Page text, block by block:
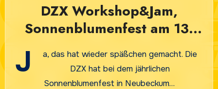
DZX Workshop&Jam,
Sonnenblumenfest am 13.
September 2025 in
Neubeckum
J
a, das hat wieder späßchen gemacht. Die
DZX hat bei dem jährlichen
Sonnenblumenfest in Neubeckum…